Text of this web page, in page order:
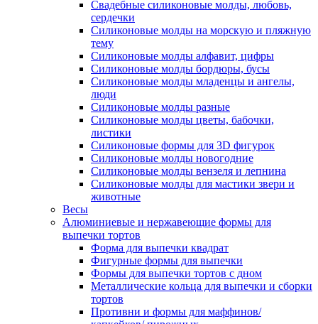
Свадебные силиконовые молды, любовь,
сердечки
Силиконовые молды на морскую и пляжную
тему
Силиконовые молды алфавит, цифры
Силиконовые молды бордюры, бусы
Силиконовые молды младенцы и ангелы,
люди
Силиконовые молды разные
Силиконовые молды цветы, бабочки,
листики
Силиконовые формы для 3D фигурок
Силиконовые молды новогодние
Силиконовые молды вензеля и лепнина
Силиконовые молды для мастики звери и
животные
Весы
Алюминиевые и нержавеющие формы для
выпечки тортов
Форма для выпечки квадрат
Фигурные формы для выпечки
Формы для выпечки тортов с дном
Металлические кольца для выпечки и сборки
тортов
Противни и формы для маффинов/